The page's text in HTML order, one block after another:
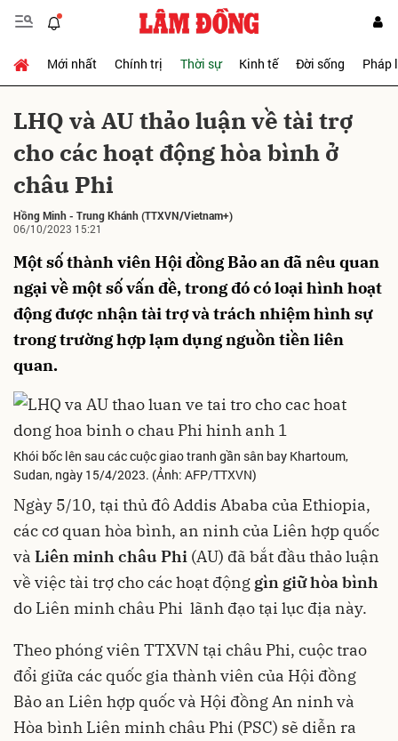
Mới nhất Chính trị Thời sự Kinh tế Đời sống Pháp
LHQ và AU thảo luận về tài trợ
cho các hoạt động hòa bình ở
châu Phi
Hồng Minh- Trung Khánh(TTXVN/Vietnam+)
06/10/2023 15:21
Một số thành viên Hội đồng Bảo an đã nêu quan
ngại về một số vấn đề, trong đó có loại hình hoạt
động được nhận tài trợ và trách nhiệm hình sự
trong trường hợp lạm dụng nguồn tiền liên
quan.
Khói bốc lên sau các cuộc giao tranh gần sân bay Khartoum,
Sudan, ngày 15/4/2023. (Ảnh: AFP/TTXVN)
Ngày 5/10, tại thủ đô Addis Ababa của Ethiopia,
các cơ quan hòa bình, an ninh của Liên hợp quốc
và Liên minh châu Phi (AU) đã bắt đầu thảo luận
về việc tài trợ cho các hoạt động gìn giữ hòa bình
do Liên minh châu Phi lãnh đạo tại lục địa này.
Theo phóng viên TTXVN tại châu Phi, cuộc trao
đổi giữa các quốc gia thành viên của Hội đồng
Bảo an Liên hợp quốc và Hội đồng An ninh và
Hòa bình Liên minh châu Phi (PSC) sẽ diễn ra
Gửi bình luận
Hủy Gửi